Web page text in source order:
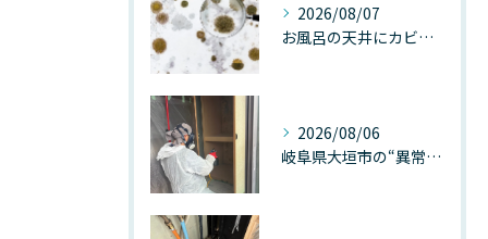
2026/08/07
お風呂の天井にカビが生えたら要注意！2026年8月の猛暑・高湿度で急増する浴室カビの原因と正しい対策
2026/08/06
岐阜県大垣市の“異常に高い気温”が建物内部を腐らせる──深層カビが爆発的に増える本当の理由